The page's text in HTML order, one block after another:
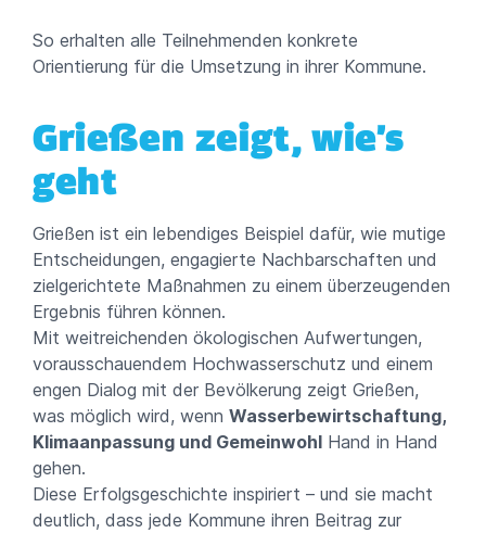
So erhalten alle Teilnehmenden konkrete
Orientierung für die Umsetzung in ihrer Kommune.
Grießen zeigt, wie’s
geht
Grießen ist ein lebendiges Beispiel dafür, wie mutige
Entscheidungen, engagierte Nachbarschaften und
zielgerichtete Maßnahmen zu einem überzeugenden
Ergebnis führen können.
Mit weitreichenden ökologischen Aufwertungen,
vorausschauendem Hochwasserschutz und einem
engen Dialog mit der Bevölkerung zeigt Grießen,
was möglich wird, wenn Wasserbewirtschaftung,
Klimaanpassung und Gemeinwohl Hand in Hand
gehen.
Diese Erfolgsgeschichte inspiriert – und sie macht
deutlich, dass jede Kommune ihren Beitrag zur